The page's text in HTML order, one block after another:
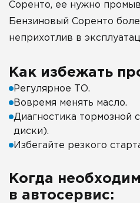
Соренто, ее нужно
Бензиновый Соренто
неприхотлив в
Как избежать
Регулярное ТО.
Вовремя менять масло.
Диагностика тормозной
диски).
Избегайте резкого
Когда
в автосервис: